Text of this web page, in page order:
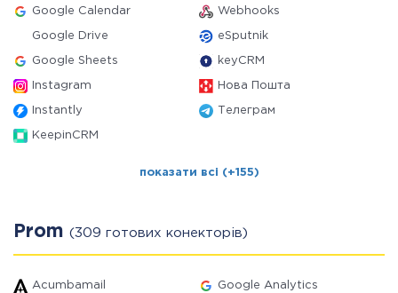
Google Calendar Webhooks
Google Drive eSputnik
Google Sheets keyCRM
Instagram Нова Пошта
Instantly Телеграм
KeepinCRM
показати всі (+155)
Prom (309 готових конекторів)
Acumbamail Google Analytics